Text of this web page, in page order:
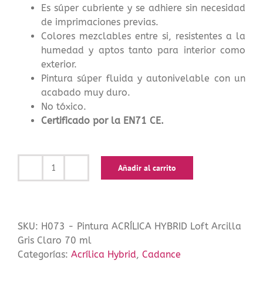
Es súper cubriente y se adhiere sin necesidad
de imprimaciones previas.
Colores mezclables entre si, resistentes a la
humedad y aptos tanto para interior como
exterior.
Pintura súper fluida y autonivelable con un
acabado muy duro.
No tóxico.
Certificado por la EN71 CE.
Pintura
Arcilla
Gris
Claro
Añadir al carrito
SKU: H073 - Pintura ACRÍLICA HYBRID Loft Arcilla
Gris Claro 70 ml
Categorías: Acrílica Hybrid, Cadance